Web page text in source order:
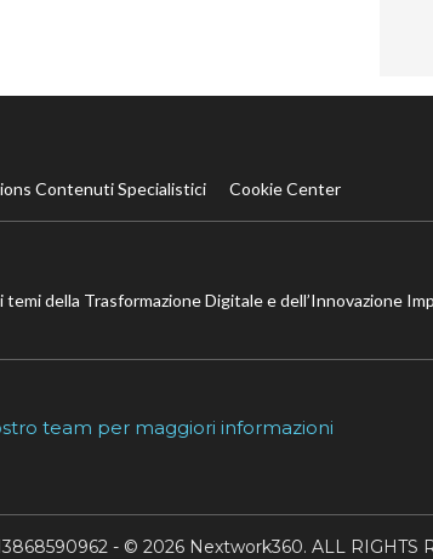
Contenuti Specialistici Cookie Center
della Trasformazione Digitale e dell’Innovazione
team per maggiori informazioni
- © 2026 Nextwork360. ALL RIGHTS